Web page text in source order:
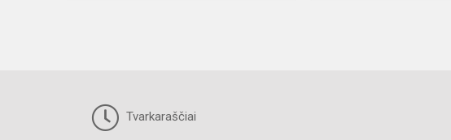
Tvarkaraščiai